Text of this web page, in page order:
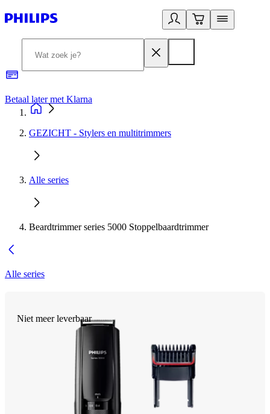
Betaal later met Klarna
GEZICHT - Stylers en multitrimmers
Alle series
Beardtrimmer series 5000 Stoppelbaardtrimmer
Alle series
Niet meer leverbaar